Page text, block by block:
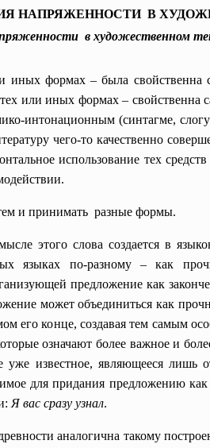
НАПРЯЖЕННОСТИ В
в художественном
формах – была свойственна
или иных формах –
интонационным (синтагме,
чего-то качественно
использование тех
и принимать разные формы.
этого слова создается в
языках по-разному – как
предложение как
может объединиться как
его конце, создавая тем самым
означают более важное и
уже известное, являющееся
для придания предложению
Я вас сразу узнал.
аналогична такому